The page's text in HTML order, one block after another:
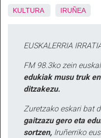
KULTURA IRUÑEA
EUSKALERRIA
FM 98.3ko zein
edukiak musu truk
ditzakezu.
Zuretzako eskari bat
gaitzazu gero eta
sortzen, Iruñerriko